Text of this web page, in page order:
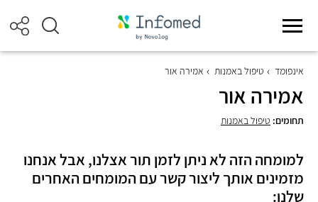
אינפומד טיפול באמנות אמירה אור
אמירה אור
תחומים: טיפול באמנות
למומחה הזה לא ניתן לזמן תור אצלנו, אבל אנחנו
מזמינים אותך ליצור קשר עם המומחים האחרים
שלנו: